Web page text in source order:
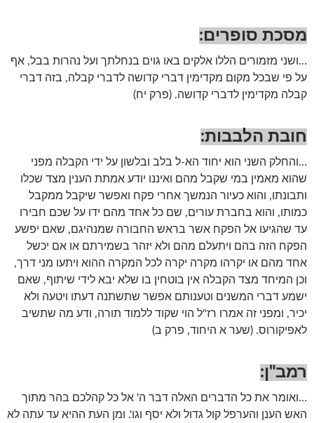
מסכת סופרים:
…ושני מזמורים הללו אלקים באו גוים בנחלתך ועל נהרות בבל, אף
על פי שבכל מקום מקדימין דברי קדושה לדברי קבלה, בזה דברי
קבלה מקדימין לדברי קדושה. (פרק יח)
חובת הלבבות:
…והחלק השני הוא יחוד הא-ל בלב ובלשון על ידי הקבלה מפני
שהוא מאמין במי שקבל מהם ואיננו יודע אמתת הענין מצד שכלו
ותבונתו, והוא כעיור הנמשך אחרי פקח ואפשר שיקבל ממקבל
כמותו, והוא בחברת עורים, שם כל אחד מהם ידו על שכם חבירו
עד שהגיעו אל הפקח אשר בראש החבורה שמנהיגם, שאם יפשע
הפקח הזה בהם ויתעלם מהם ולא יזהר בשמירתם או אם יכשל
אחד מהם או יקרהו מקרה יקרה לכל המקרה ההוא ויתעו מני דרך,
וכן המיחד מצד הקבלה אין בוטחין בו שלא יבא לידי שיתוף, שאם
ישמע דברי המשנים וטענותם אפשר שתשתנה דעתו ויטעה ולא
יכיר, ומפני זה אמרו רז"ל הוי שקוד ללמוד תורה, ודע מה שתשיב
לאפיקורוס. (שער א היחוד, פרק ב)
רמב"ן:
…ואומר את כל הדברים האלה דבר ה' אל כל קהלכם בהר מתוך
האש הענן והערפל קול גדול ולא יסף וגו'. ומן העת ההיא עד עתה לא